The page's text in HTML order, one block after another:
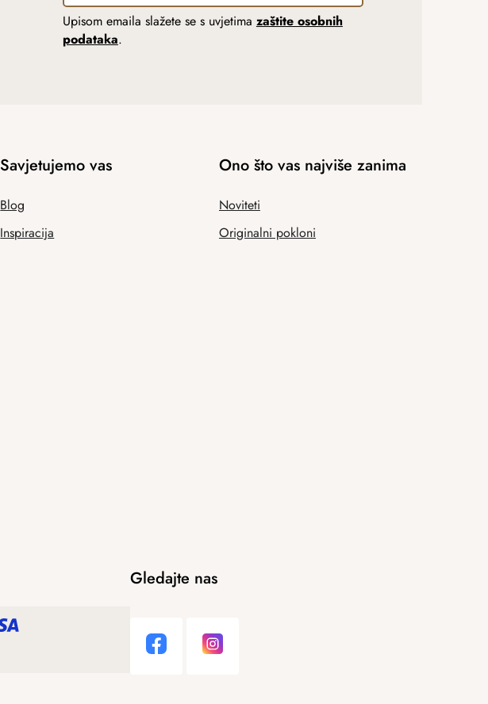
Upisom emaila slažete se s uvjetima zaštite osobnih
podataka.
Savjetujemo vas
Blog
Inspiracija
Ono što vas najviše zanima
Noviteti
Originalni pokloni
Gledajte nas